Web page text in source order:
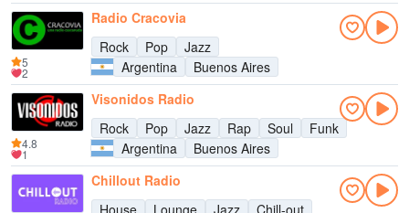
Radio Cracovia
Rock
Pop
Jazz
Argentina
Buenos Aires
5
2
Visonidos Radio
Rock
Pop Jazz Rap Soul
Funk
Argentina
Buenos Aires
4.8
1
Chillout Radio
House
Lounge Jazz
Chill-out